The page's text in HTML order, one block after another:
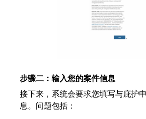
步骤二：输入您的案件信息
接下来，系统会要求您填写与庇护
息。问题包括：